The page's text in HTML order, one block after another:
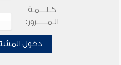
كـلـــمـة
الـمـــــرور:
دخول